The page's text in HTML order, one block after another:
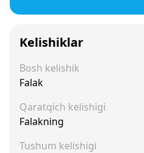
Kelishiklar
Bosh kelishik
Falak
Qaratqich kelishigi
Falakning
Tushum kelishigi